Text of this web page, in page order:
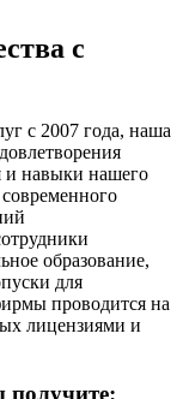
с
с 2007 года, наша
и навыки нашего
образование,
для
проводится на
лицензиями и